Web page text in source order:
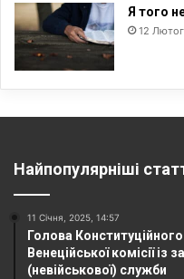
Я того
12
Найпопулярніші
11 Січня, 2025, 14:57
Голова
Венеційської комісії
(невійськової) служби